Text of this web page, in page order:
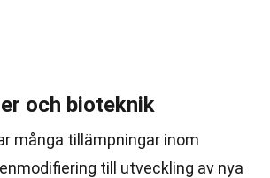
och bioteknik
många tillämpningar inom
till utveckling av nya